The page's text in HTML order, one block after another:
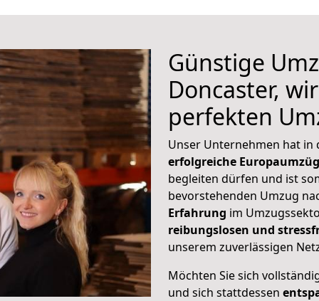
Günstige
Doncaster,
perfekten
Unser Unternehmen hat in
erfolgreiche
begleiten dürfen und ist
bevorstehenden Umzug
Erfahrung im
reibungslosen und
unserem zuverlässigen
Möchten Sie sich
und sich stattdessen